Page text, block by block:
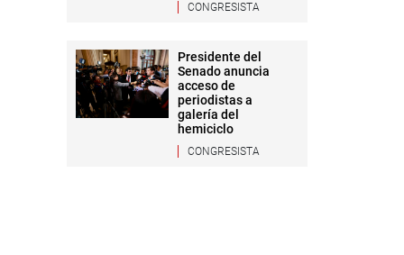
CONGRESISTA
Presidente del
Senado anuncia
acceso de
periodistas a
galería del
hemiciclo
CONGRESISTA